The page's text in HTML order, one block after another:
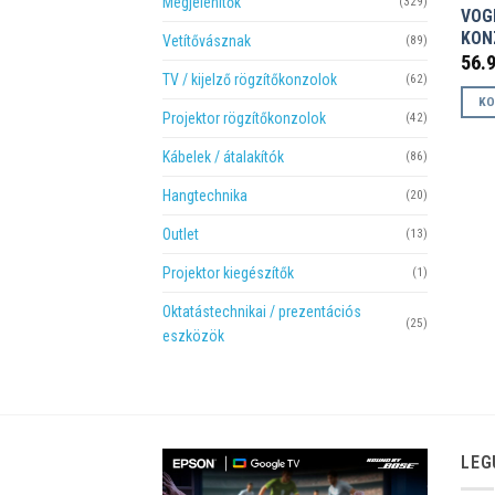
Vetítővásznak (89)
TV / kijelző rögzítőkonzolok (62)
Projektor rögzítőkonzolok (42)
Kábelek / átalakítók (86)
Hangtechnika (20)
Outlet (13)
Projektor kiegészítők (1)
Oktatástechnikai / prezentációs
eszközök
(25)